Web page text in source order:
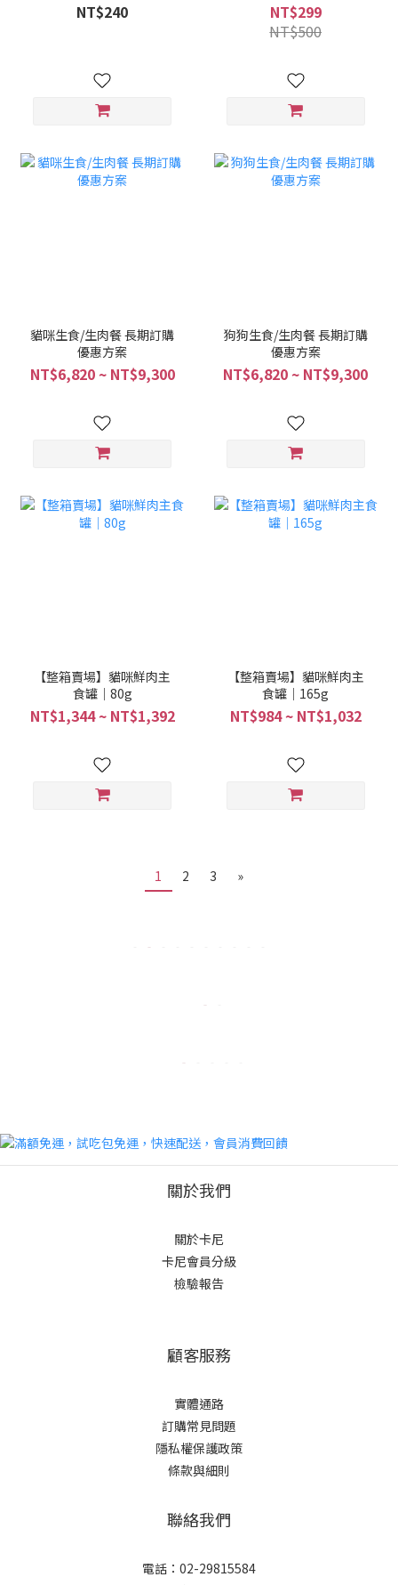
NT$240
NT$299
NT$500
貓咪生食/生肉餐 長期訂購
優惠方案
NT$6,820 ~ NT$9,300
狗狗生食/生肉餐 長期訂購
優惠方案
NT$6,820 ~ NT$9,300
【整箱賣場】貓咪鮮肉主
食罐｜80g
NT$1,344 ~ NT$1,392
【整箱賣場】貓咪鮮肉主
食罐｜165g
NT$984 ~ NT$1,032
1 2 3 »
關於我們
關於卡尼
卡尼會員分級
檢驗報告
顧客服務
實體通路
訂購常見問題
隱私權保護政策
條款與細則
聯絡我們
電話：02-29815584